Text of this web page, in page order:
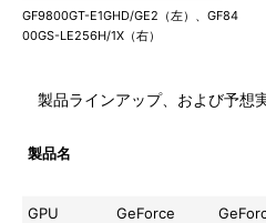
GF9800GT-E1GHD/GE2（左）、GF84
00GS-LE256H/1X（右）
製品ラインアップ、および予想
製品名
GPU
GeForce